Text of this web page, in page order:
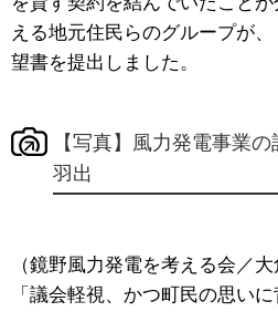
える地元住民らのグループが
望書を提出しました。
【写真】風力発電事業
羽出
（鏡野風力発電を考える会／大
「議会軽視、かつ町民の思い